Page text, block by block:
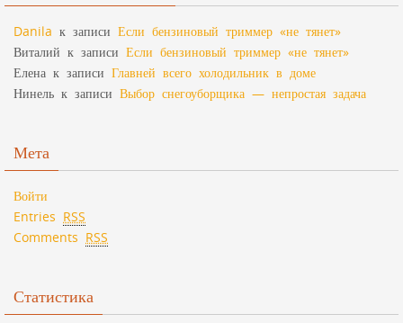
Danila к записи Если бензиновый триммер «не тянет»
Виталий к записи Если бензиновый триммер «не тянет»
Елена к записи Главней всего холодильник в доме
Нинель к записи Выбор снегоуборщика — непростая задача
Мета
Войти
Entries RSS
Comments RSS
Статистика